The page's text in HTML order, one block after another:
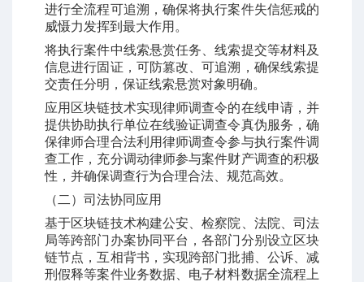
进行全流程可追溯，确保将执行案件失信惩戒的
威慑力发挥到最大作用。
将执行案件中线索悬赏任务、线索提交等材料及
信息进行固证，可防篡改、可追溯，确保线索提
交责任分明，保证线索悬赏对象明确。
应用区块链技术实现律师调查令的在线申请，并
提供协助执行单位在线验证调查令真伪服务，确
保律师合理合法利用律师调查令参与执行案件调
查工作，充分调动律师参与案件财产调查的积极
性，并确保调查行为合理合法、规范高效。
（二）司法协同应用
基于区块链技术构建公安、检察院、法院、司法
局等跨部门办案协同平台，各部门分别设立区块
链节点，互相背书，实现跨部门批捕、公诉、减
刑假释等案件业务数据、电子材料数据全流程上